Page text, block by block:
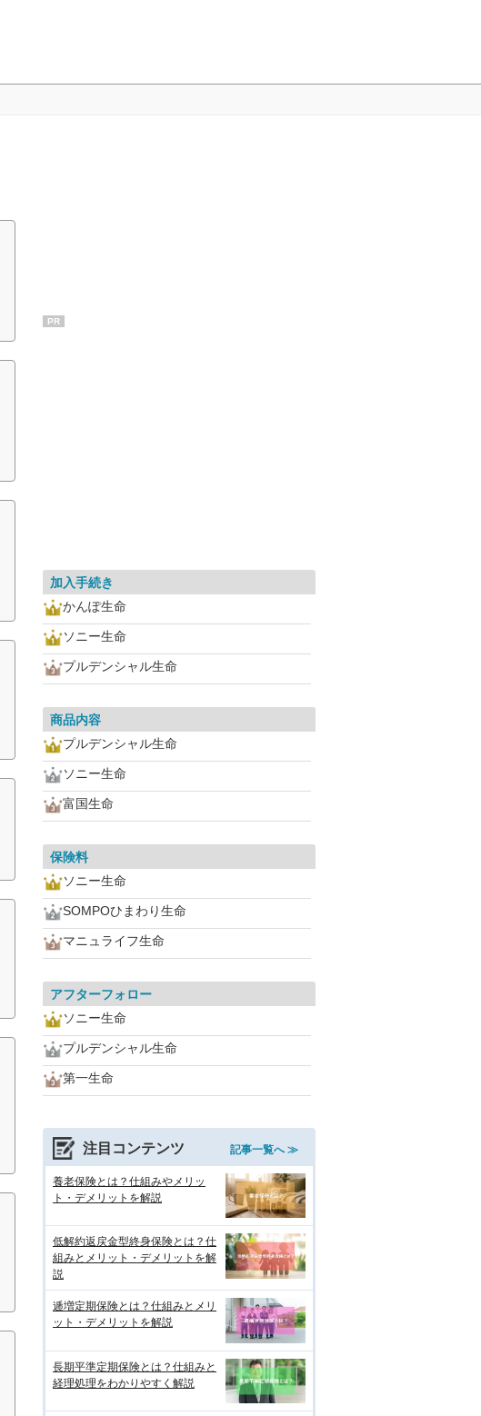
PR
加入手続き
かんぽ生命
ソニー生命
プルデンシャル生命
商品内容
プルデンシャル生命
ソニー生命
富国生命
保険料
ソニー生命
SOMPOひまわり生命
マニュライフ生命
アフターフォロー
ソニー生命
プルデンシャル生命
第一生命
注目コンテンツ 記事一覧へ ≫
養老保険とは？仕組みやメリッ
ト・デメリットを解説
低解約返戻金型終身保険とは？仕
組みとメリット・デメリットを解
説
逓増定期保険とは？仕組みとメリ
ット・デメリットを解説
長期平準定期保険とは？仕組みと
経理処理をわかりやすく解説